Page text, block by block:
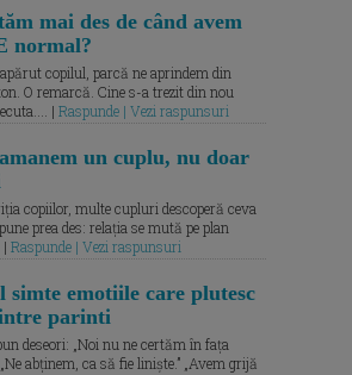
mai des de când avem
normal?
apărut copilul, parcă ne aprindem din
O remarcă. Cine s-a trezit din nou
| Raspunde | Vezi raspunsuri
un cuplu, nu doar
copiilor, multe cupluri descoperă ceva
prea des: relația se mută pe plan
| Raspunde | Vezi raspunsuri
simte emotiile care plutesc
parinti
deseori: „Noi nu ne certăm în fața
abținem, ca să fie liniște.” „Avem grijă